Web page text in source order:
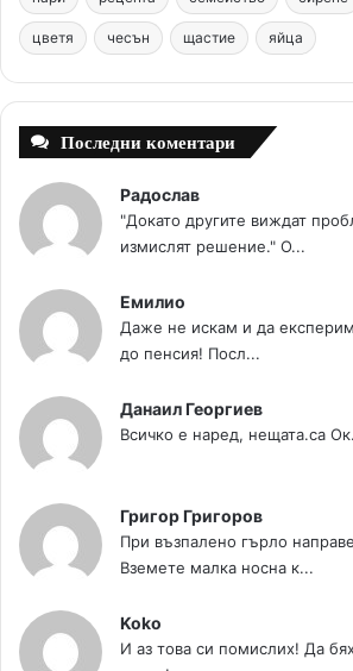
k
s
t
цветя чесън щастие яйца
Последни коментари
Радослав
"Докато другите виждат
измислят решение." О...
Емилио
Даже не искам и да
до пенсия! Посл...
Данаил Георгиев
Всичко е наред, нещата.са
Григор Григоров
При възпалено гърло
Вземете малка носна к...
Koko
И аз това си помислих! Да